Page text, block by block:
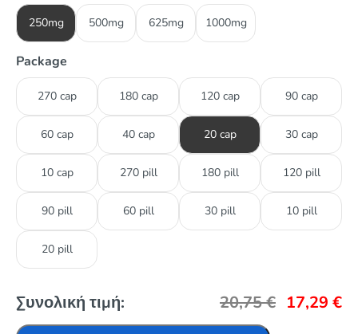
250mg 500mg 625mg 1000mg
Package
270 cap 180 cap 120 cap 90 cap
60 cap 40 cap 20 cap 30 cap
10 cap 270 pill 180 pill 120 pill
90 pill 60 pill 30 pill 10 pill
20 pill
Συνολική τιμή: 20,75€ 17,29 €